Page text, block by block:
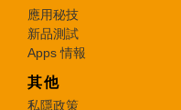
應用秘技
新品測試
Apps 情報
其他
私隱政策